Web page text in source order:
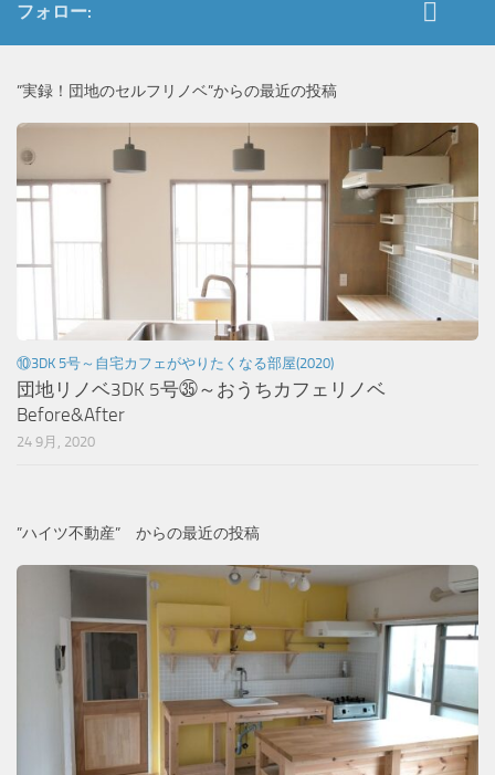
フォロー:
”実録！団地のセルフリノベ”からの最近の投稿
⑩3DK 5号～自宅カフェがやりたくなる部屋(2020)
団地リノベ3DK 5号㉟～おうちカフェリノベ
Before&After
24 9月, 2020
”ハイツ不動産” からの最近の投稿